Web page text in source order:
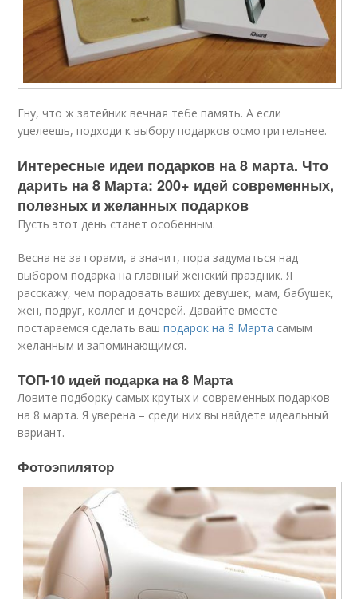
Ену, что ж затейник вечная тебе память. А если
уцелеешь, подходи к выбору подарков осмотрительнее.
Интересные идеи подарков на 8 марта. Что
дарить на 8 Марта: 200+ идей современных,
полезных и желанных подарков
Пусть этот день станет особенным.
Весна не за горами, а значит, пора задуматься над
выбором подарка на главный женский праздник. Я
расскажу, чем порадовать ваших девушек, мам, бабушек,
жен, подруг, коллег и дочерей. Давайте вместе
постараемся сделать вашподарок на 8 Марта самым
желанным и запоминающимся.
ТОП-10 идей подарка на 8 Марта
Ловите подборку самых крутых и современных подарков
на 8 марта. Я уверена – среди них вы найдете идеальный
вариант.
Фотоэпилятор